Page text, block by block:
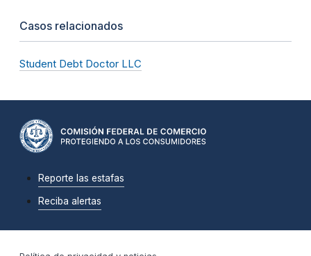
Casos relacionados
Student Debt Doctor LLC
Reporte las estafas
Reciba alertas